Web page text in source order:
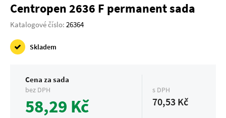
Centropen 2636 F permanent sada
Katalogové číslo: 26364
Skladem
Cena za sada
bez DPH
58,29 Kč
s DPH
70,53 Kč